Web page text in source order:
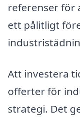
referenser för
ett pålitligt
Att investera
offerter för
strategi. Det